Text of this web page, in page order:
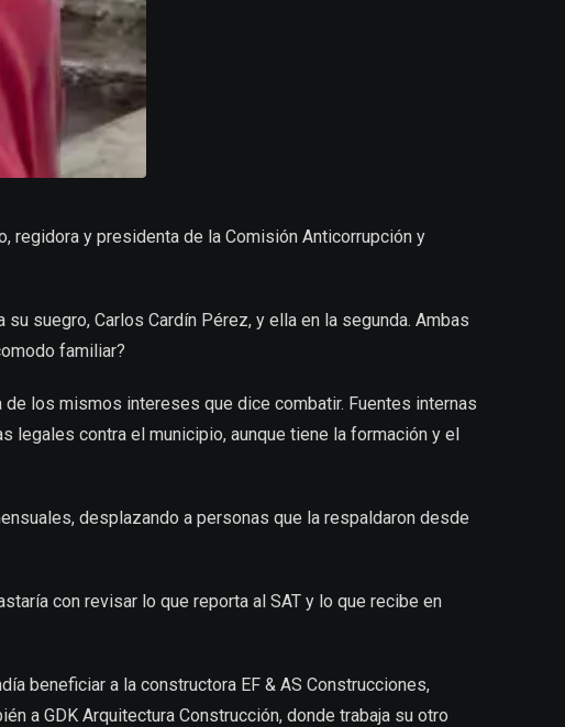
regidora y presidenta de la Comisión Anticorrupción y
suegro, Carlos Cardín Pérez, y ella en la segunda. Ambas
familiar?
los mismos intereses que dice combatir. Fuentes internas
legales contra el municipio, aunque tiene la formación y el
desplazando a personas que la respaldaron desde
con revisar lo que reporta al SAT y lo que recibe en
beneficiar a la constructora EF & AS Construcciones,
a GDK Arquitectura Construcción, donde trabaja su otro